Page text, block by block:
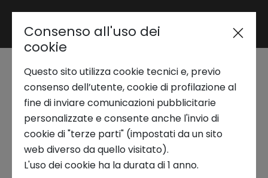
Area riservata
Trend Analysis
Applied Research
Startup Development
Seminario AI Lab |
Brevetto europeo ad
effetto unitario:
caratteristiche,
Consenso all'uso dei
cookie
Questo sito utilizza cookie tecnici e, previo
consenso dell’utente, cookie di profilazione al
fine di inviare comunicazioni pubblicitarie
personalizzate e consente anche l'invio di
cookie di "terze parti" (impostati da un sito
web diverso da quello visitato).
L'uso dei cookie ha la durata di 1 anno.